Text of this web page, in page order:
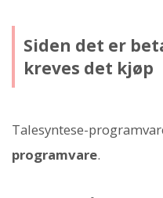
Siden det er
kreves det kjøp
Talesyntese-
programvare.